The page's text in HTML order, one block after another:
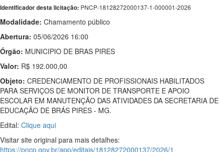
Identificador desta licitação: PNCP-18128272000137-1-000001-2026
Modalidade: Chamamento público
Abertura: 05/06/2026 16:00
Órgão: MUNICIPIO DE BRAS PIRES
Valor: R$ 192.000,00
Objeto: CREDENCIAMENTO DE PROFISSIONAIS HABILITADOS
PARA SERVIÇOS DE MONITOR DE TRANSPORTE E APOIO
ESCOLAR EM MANUTENÇÃO DAS ATIVIDADES DA SECRETARIA DE
EDUCAÇÃO DE BRÁS PIRES - MG.
Edital: Clique aqui
Visitar site original para mais detalhes:
https://pncp.gov.br/app/editais/18128272000137/2026/1